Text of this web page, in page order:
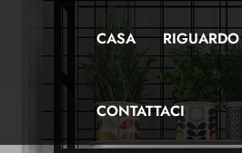
CASA
CONTATTACI